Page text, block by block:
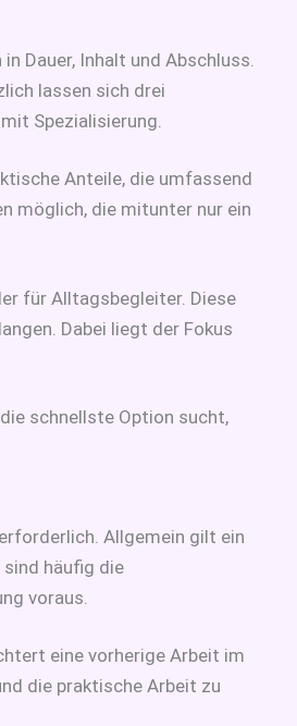
Dauer, Inhalt und Abschluss.
lassen sich drei
Spezialisierung.
Anteile, die umfassend
möglich, die mitunter nur ein
für Alltagsbegleiter. Diese
Dabei liegt der Fokus
schnellste Option sucht,
Allgemein gilt ein
häufig die
voraus.
eine vorherige Arbeit im
die praktische Arbeit zu